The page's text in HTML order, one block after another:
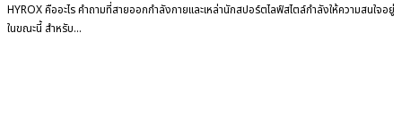
HYROX คืออะไร คำถามที่สายออกกำลังกายและเหล่านักสปอร์ตไลฟ์สไตล์กำลังให้ความสนใจอยู่
ในขณะนี้ สำหรับ...